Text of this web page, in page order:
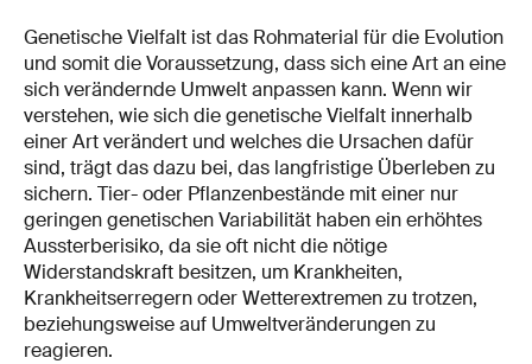
Genetische Vielfalt ist das Rohmaterial für die Evolution
und somit die Voraussetzung, dass sich eine Art an eine
sich verändernde Umwelt anpassen kann. Wenn wir
verstehen, wie sich die genetische Vielfalt innerhalb
einer Art verändert und welches die Ursachen dafür
sind, trägt das dazu bei, das langfristige Überleben zu
sichern. Tier- oder Pflanzenbestände mit einer nur
geringen genetischen Variabilität haben ein erhöhtes
Aussterberisiko, da sie oft nicht die nötige
Widerstandskraft besitzen, um Krankheiten,
Krankheitserregern oder Wetterextremen zu trotzen,
beziehungsweise auf Umweltveränderungen zu
reagieren.